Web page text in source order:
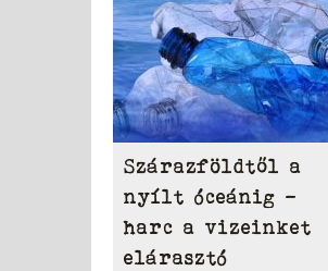
Szárazföldtől a
nyílt óceánig –
harc a vizeinket
elárasztó